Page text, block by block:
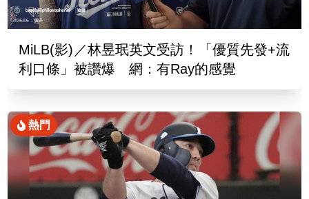
MiLB(影)／林昱珉英文受訪！「優質先發+流
利口條」被讚爆 網：有Ray的感覺
熱門